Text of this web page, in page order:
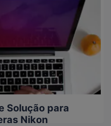
Solução para
Nikon